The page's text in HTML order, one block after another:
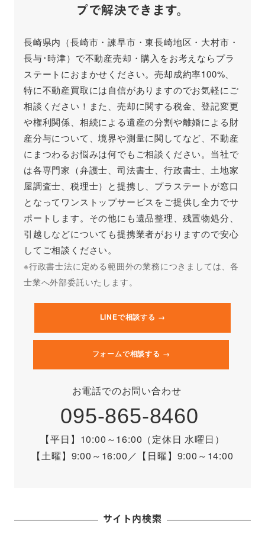
プで解決できます。
長崎県内（長崎市・諫早市・東長崎地区・大村市・
長与･時津）で不動産売却・購入をお考えならプラ
ステートにおまかせください。売却成約率100%、
特に不動産買取には自信がありますのでお気軽にご
相談ください！また、売却に関する税金、登記変更
や権利関係、相続による遺産の分割や離婚による財
産分与について、境界や測量に関してなど、不動産
にまつわるお悩みは何でもご相談ください。当社で
は各専門家（弁護士、司法書士、行政書士、土地家
屋調査士、税理士）と提携し、プラステートが窓口
となってワンストップサービスをご提供し全力でサ
ポートします。その他にも遺品整理、残置物処分、
引越しなどについても提携業者がおりますので安心
してご相談ください。
※行政書士法に定める範囲外の業務につきましては、各
士業へ外部委託いたします。
LINEで相談する →
フォームで相談する →
お電話でのお問い合わせ
095-865-8460
【平日】10:00～16:00（定休日 水曜日）
【土曜】9:00～16:00 ／ 【日曜】9:00～14:00
サイト内検索